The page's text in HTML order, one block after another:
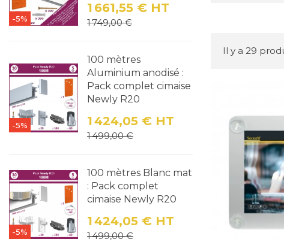
-5% Prix
1 661,55 € HT
Prix de base
1 749,00 €
-5%
100 mètres
Aluminium anodisé :
Pack complet cimaise
Newly R20
Prix
1 424,05 € HT
Prix de base
1 499,00 €
-5%
100 mètres Blanc mat
: Pack complet
cimaise Newly R20
Prix
1 424,05 € HT
Prix de base
1 499,00 €
Il y a 29